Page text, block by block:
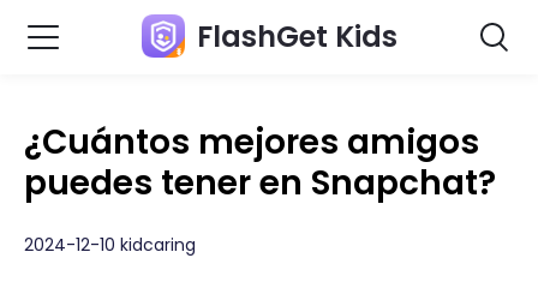
FlashGet Kids
¿Cuántos mejores amigos
puedes tener en Snapchat?
2024-12-10 kidcaring